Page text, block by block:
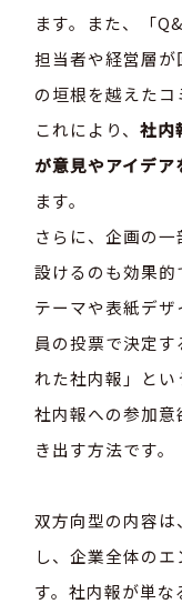
ます。また、「
担当者や経営層
の垣根を越えたコ
これにより、社内
が意見やアイデ
ます。
さらに、企画の
設けるのも効果的
テーマや表紙デ
員の投票で決定
れた社内報」とい
社内報への参加
き出す方法です。
双方向型の内容
し、企業全体の
す。社内報が単